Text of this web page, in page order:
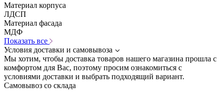
Материал корпуса
ЛДСП
Материал фасада
МДФ
Показать все
Условия доставки и самовывоза
Мы хотим, чтобы доставка товаров нашего магазина прошла с
комфортом для Вас, поэтому просим ознакомиться с
условиями доставки и выбрать подходящий вариант.
Самовывоз со склада